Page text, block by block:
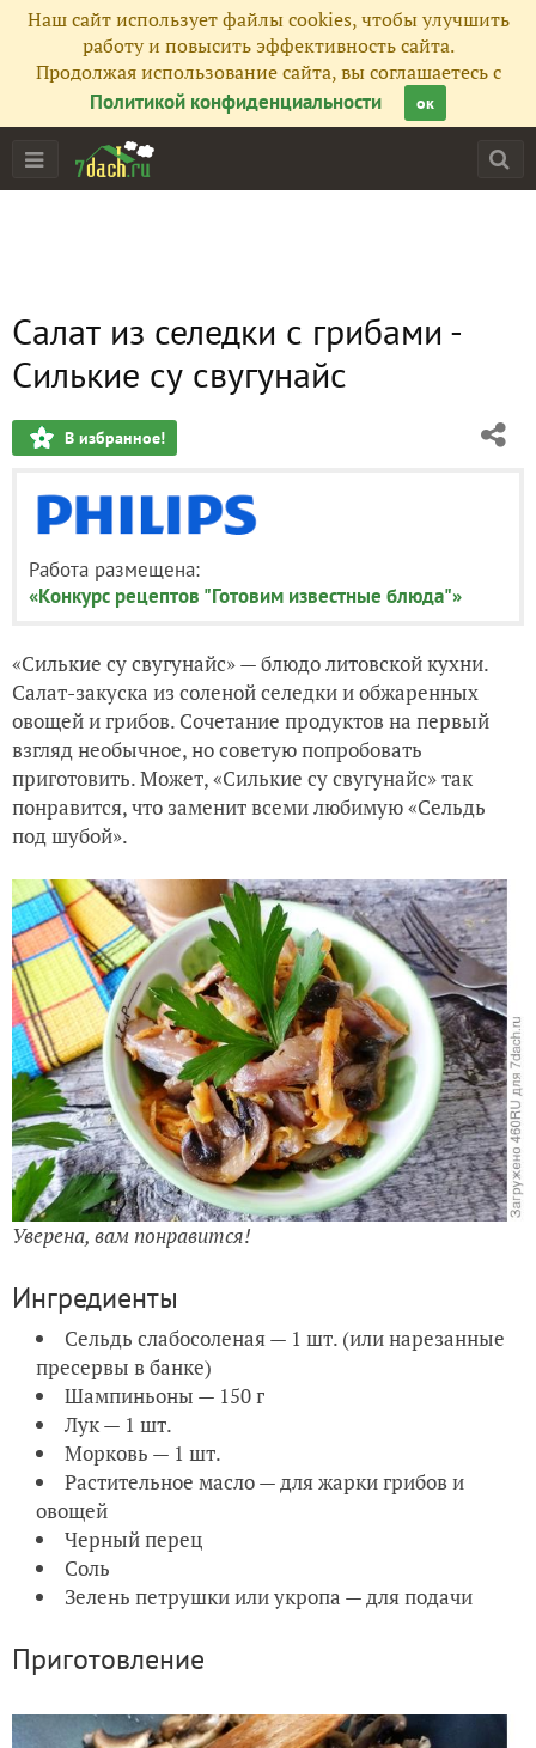
Наш сайт использует файлы cookies, чтобы улучшить
работу и повысить эффективность сайта.
Продолжая использование сайта, вы соглашаетесь с
Политикой конфиденциальности
ок
Салат из селедки с грибами -
Силькие су свугунайс
В избранное!
Работа размещена:
«Конкурс рецептов "Готовим известные блюда"»
«Силькие су свугунайс» — блюдо литовской кухни.
Салат-закуска из соленой селедки и обжаренных
овощей и грибов. Сочетание продуктов на первый
взгляд необычное, но советую попробовать
приготовить. Может, «Силькие су свугунайс» так
понравится, что заменит всеми любимую «Сельдь
под шубой».
Уверена, вам понравится!
Ингредиенты
Сельдь слабосоленая — 1 шт. (или нарезанные
пресервы в банке)
Шампиньоны — 150 г
Лук — 1 шт.
Морковь — 1 шт.
Растительное масло — для жарки грибов и
овощей
Черный перец
Соль
Зелень петрушки или укропа — для подачи
Приготовление